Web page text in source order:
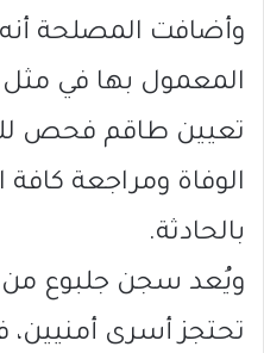
وأضافت المصلحة
المعمول بها في مثل
تعيين طاقم فحص
الوفاة ومراجعة
بالحادثة.
ويُعد سجن جلبوع من
تحتجز أسرى أمنيين،